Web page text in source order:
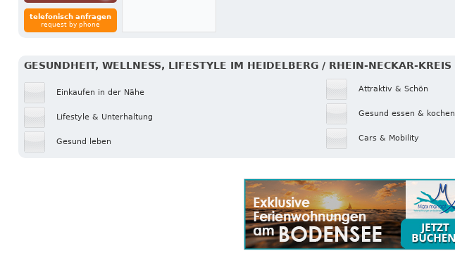
telefonisch anfragen
request by phone
GESUNDHEIT, WELLNESS, LIFESTYLE IM HEIDELBERG / RHEIN-NECKAR-KREIS
Einkaufen in der Nähe
Lifestyle & Unterhaltung
Gesund leben
Attraktiv & Schön
Gesund essen & kochen
Cars & Mobility